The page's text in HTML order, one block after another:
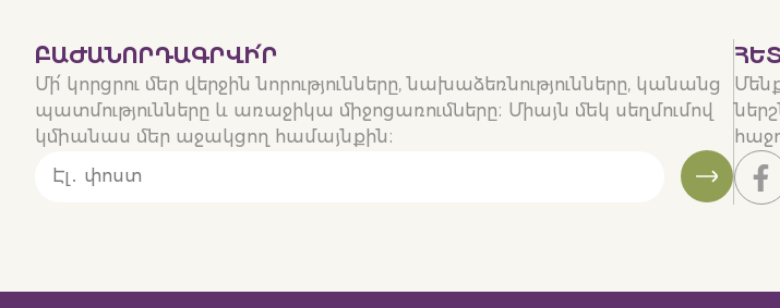
ԲԱԺԱՆՈՐԴԱԳՐՎԻ՛Ր
Մի՛ կորցրու մեր վերջին նորությունները, նախաձեռնությունները, կանանց
պատմությունները և առաջիկա միջոցառումները։ Միայն մեկ սեղմումով
կմիանաս մեր աջակցող համայնքին։